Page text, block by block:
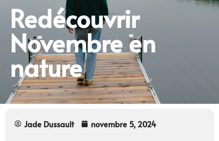
Redécouvrir
Novembre en
nature
Jade Dussault novembre 5, 2024